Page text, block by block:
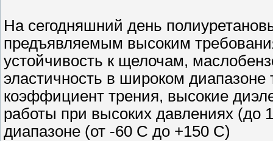
На сегодняшний день
предъявляемым высоким
устойчивость к щелочам,
эластичность в широком диапазоне
коэффициент трения, высокие
работы при высоких давлениях (до
диапазоне (от -60 С до +150 С)